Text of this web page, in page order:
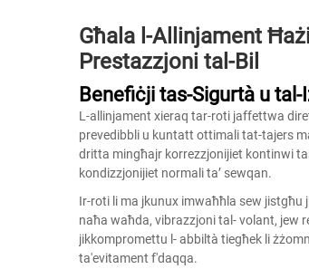
Għala l-Allinjament
Prestazzjoni tal-Bil
Benefiċji tas-Sigurtà u tal-
L-allinjament xieraq tar-roti jaffettwa
prevedibbli u kuntatt ottimali tat-tajers
dritta mingħajr korrezzjonijiet kontinwi
kondizzjonijiet normali taʼ sewqan.
Ir-roti li ma jkunux imwaħħla sew
naħa waħda, vibrazzjoni tal- volant, jew
jikkompromettu l- abbiltà tiegħek li
ta'evitament f'daqqa.